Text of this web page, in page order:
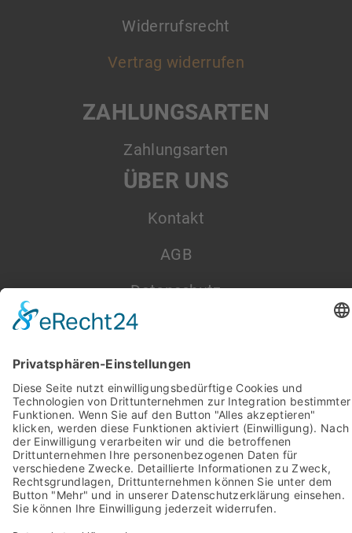
Widerrufsrecht
Vertrag widerrufen
ZAHLUNGSARTEN
Zahlungsarten
ÜBER UNS
Kontakt
AGB
Datenschutz
Impressum